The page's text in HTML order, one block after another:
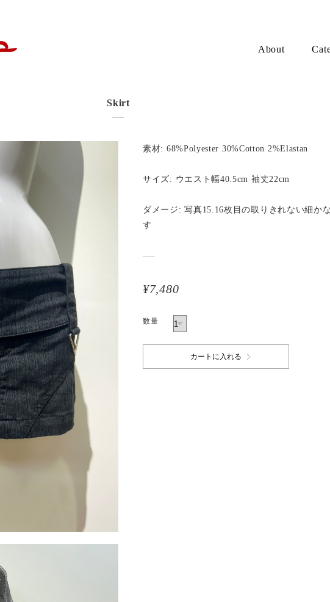
About
Skirt
素材: 68%Polyester 30%Cotton 2%Elastan
サイズ: ウエスト幅40.5cm 袖丈22cm
ダメージ: 写真15.16枚目の取りきれない細か
す
¥7,480
数量